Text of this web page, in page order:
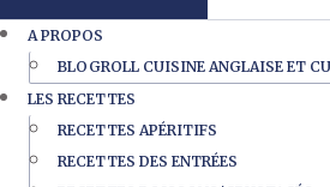
A PROPOS
BLOGROLL CUISINE ANGLAISE ET
LES RECETTES
RECETTES APÉRITIFS
RECETTES DES ENTRÉES